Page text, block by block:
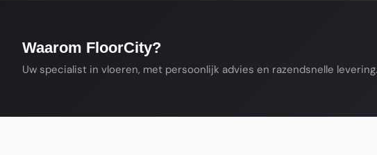
Waarom FloorCity?
Uw specialist in vloeren, met persoonlijk advies en razendsnelle levering.